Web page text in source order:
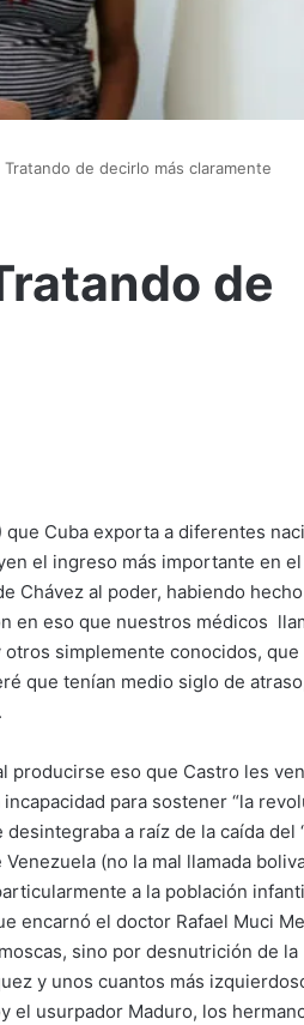
de decirlo más claramente
de
Cuba exporta a diferentes
el ingreso más importante en
Chávez al poder, habiendo
en eso que nuestros médicos
otros simplemente conocidos, que
que tenían medio siglo de
producirse eso que Castro les
para sostener “la
a raíz de la caída del
(no la mal llamada
a la población
encarnó el doctor Rafael Muci
sino por desnutrición de la
y unos cuantos más
el usurpador Maduro, los